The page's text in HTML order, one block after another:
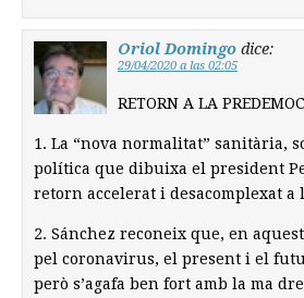
Oriol Domingo dice:
29/04/2020 a las 02:05
RETORN A LA
1. La “nova normalitat” sanitària,
política que dibuixa el president
retorn accelerat i desacomplexat a
2. Sánchez reconeix que, en
pel coronavirus, el present i el
però s’agafa ben fort amb la ma